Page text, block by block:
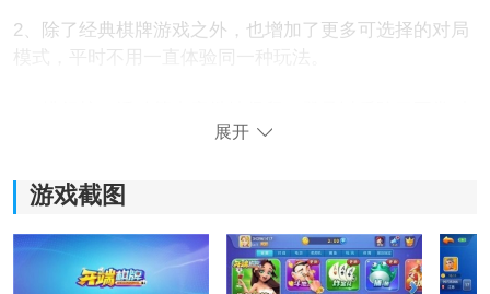
2、除了经典棋牌游戏之外，也增加了更多可选择的对局
模式，平时不用一直体验同一种玩法。
局，也能看看近期开放了哪些内容。
4、整体还是熟悉的操作方式，老玩家重新登录以后，不
需要重新适应整个使用流程。
开端娱乐2026最新版体验分享
展开
游戏截图